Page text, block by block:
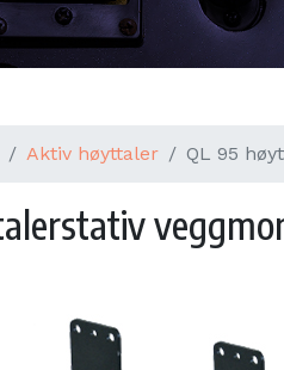
Aktiv høyttaler QL 95